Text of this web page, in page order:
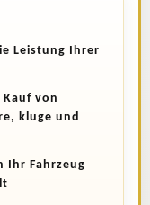
Leistung Ihrer
von
kluge und
Ihr Fahrzeug